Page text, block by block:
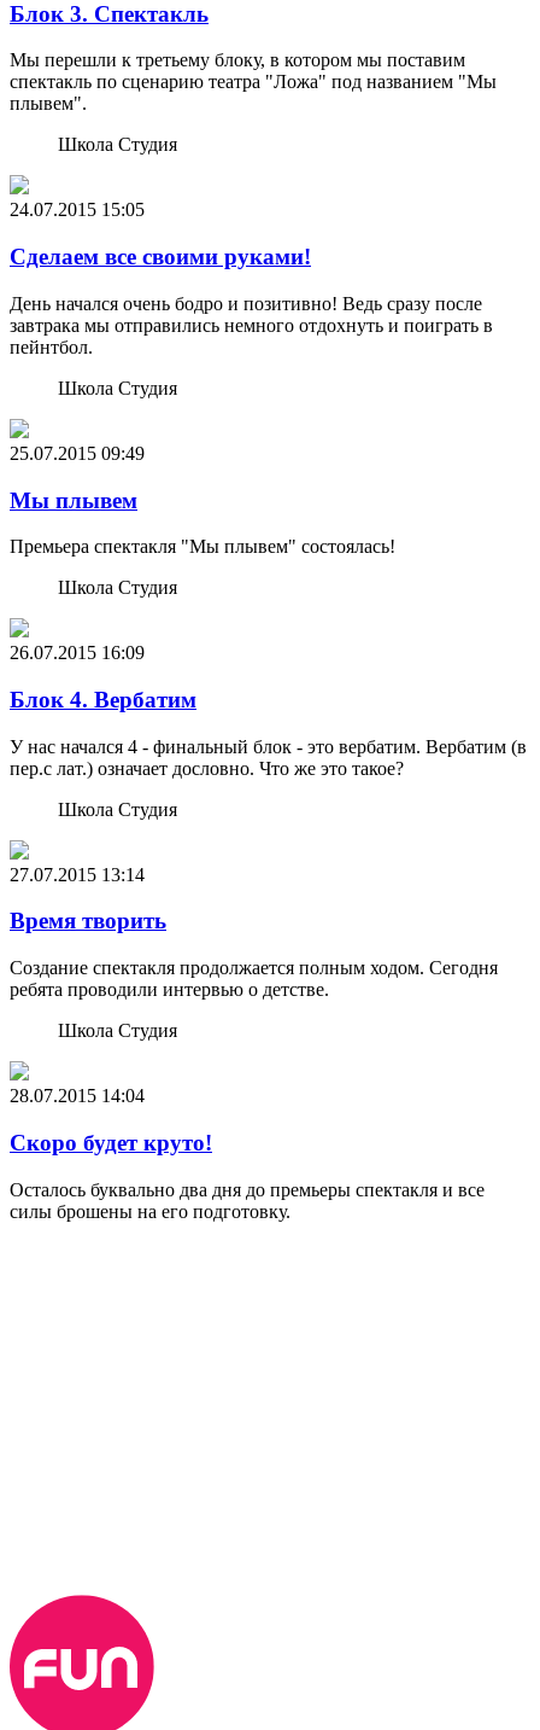
Блок 3. Спектакль
Мы перешли к третьему блоку, в котором мы поставим
спектакль по сценарию театра "Ложа" под названием "Мы
плывем".
Школа Студия
24.07.2015 15:05
Сделаем все своими руками!
День начался очень бодро и позитивно! Ведь сразу после
завтрака мы отправились немного отдохнуть и поиграть в
пейнтбол.
Школа Студия
25.07.2015 09:49
Мы плывем
Премьера спектакля "Мы плывем" состоялась!
Школа Студия
26.07.2015 16:09
Блок 4. Вербатим
У нас начался 4 - финальный блок - это вербатим. Вербатим (в
пер.с лат.) означает дословно. Что же это такое?
Школа Студия
27.07.2015 13:14
Время творить
Создание спектакля продолжается полным ходом. Сегодня
ребята проводили интервью о детстве.
Школа Студия
28.07.2015 14:04
Скоро будет круто!
Осталось буквально два дня до премьеры спектакля и все
силы брошены на его подготовку.